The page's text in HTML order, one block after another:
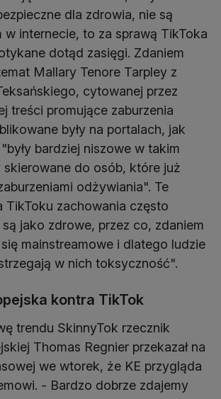
dla zdrowia, nie są
w internecie, to za sprawą TikToka
dotąd zasięgi. Zdaniem
Mallary Tenore Tarpley z
cytowanej przez
treści promujące zaburzenia
były na portalach, jak
bardziej niszowe w takim
skierowane do osób, które już
odżywiania". Te
TikToku zachowania często
jako zdrowe, przez co, zdaniem
mainstreamowe i dlatego ludzie
w nich toksyczność".
kontra TikTok
trendu SkinnyTok rzecznik
Thomas Regnier przekazał na
we wtorek, że KE przygląda
- Bardzo dobrze zdajemy